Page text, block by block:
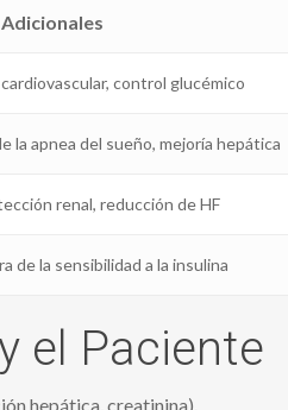
control glucémico
la apnea del sueño, mejoría hepática
renal, reducción de HF
de la sensibilidad a la insulina
el Paciente
hepática, creatinina).